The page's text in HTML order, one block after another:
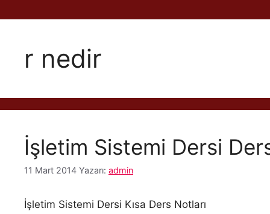
r nedir
İşletim Sistemi Dersi
11 Mart 2014 Yazarı: admin
İşletim Sistemi Dersi Kısa Ders Notları